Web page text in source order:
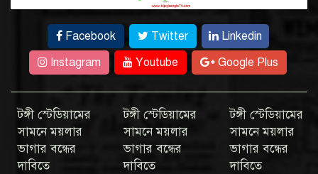
Facebook Twitter
Linkedin
Instagram
Youtube Google Plus
টঙ্গী স্টেডিয়ামের
সামনে ময়লার
ভাগার বন্ধের
দাবিতে
টঙ্গী স্টেডিয়ামের
সামনে ময়লার
ভাগার বন্ধের
দাবিতে
টঙ্গী স্টেডিয়ামের
সামনে ময়লার
ভাগার বন্ধের
দাবিতে